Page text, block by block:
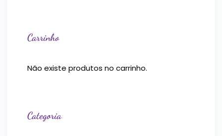
Carrinho
Não existe produtos no carrinho.
Categoria